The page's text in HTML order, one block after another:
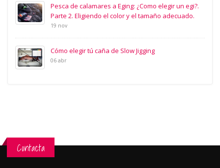
Pesca de calamares a Eging: ¿Como elegir un egi?.
Parte 2. Eligiendo el color y el tamaño adecuado.
19 nov
Cómo elegir tú caña de Slow Jigging
06 abr
Contacta